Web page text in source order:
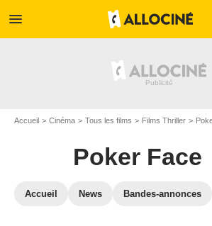
menu
Accueil Cinéma Tous les films Films Thriller
Poker Face
Accueil News Bandes-annonces